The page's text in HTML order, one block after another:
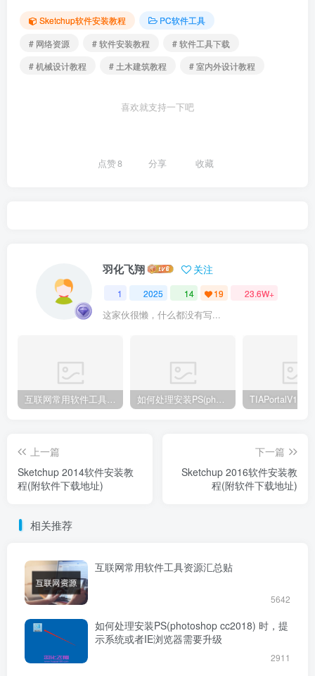
Sketchup软件安装教程
PC软件工具
# 网络资源
# 软件安装教程
# 软件工具下载
# 机械设计教程
# 土木建筑教程 # 室内外设计教程
喜欢就支持一下吧
点赞8 分享 收藏
羽化飞翔 关注
1 2025 14 19 23.6W+
这家伙很懒，什么都没有写...
互联网常用软件工具资源汇总贴 如何处理安装PS(photoshop cc2018) 时，提示系统或者IE浏览器需要升级
上一篇
​Sketchup 2014软件安装教
程(附软件下载地址)
下一篇
​Sketchup 2016软件安装教
程(附软件下载地址)
相关推荐
互联网常用软件工具资源汇总贴
5642
如何处理安装PS(photoshop cc2018) 时，提
示系统或者IE浏览器需要升级
2911